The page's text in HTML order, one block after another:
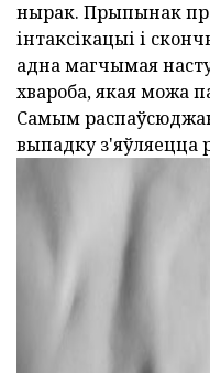
нырак. Прыпынак
інтаксікацыі і
адна магчымая
хвароба, якая можа
Самым
выпадку з'яўляецца